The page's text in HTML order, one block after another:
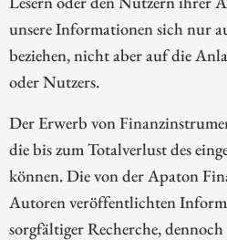
unsere Informationen sich nur
beziehen, nicht aber auf die
oder Nutzers.
Der Erwerb von
die bis zum Totalverlust des
können. Die von der Apaton
Autoren veröffentlichten
sorgfältiger Recherche,